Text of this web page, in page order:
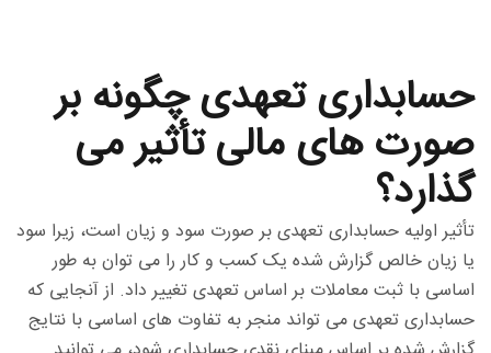
حسابداری تعهدی چگونه بر
صورت های مالی تأثیر می
گذارد؟
تأثیر اولیه حسابداری تعهدی بر صورت سود و زیان است، زیرا سود
یا زیان خالص گزارش شده یک کسب و کار را می توان به طور
اساسی با ثبت معاملات بر اساس تعهدی تغییر داد. از آنجایی که
حسابداری تعهدی می تواند منجر به تفاوت های اساسی با نتایج